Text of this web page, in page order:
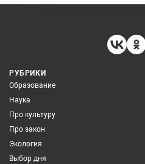
РУБРИКИ
Образование
Наука
Про культуру
Про закон
Экология
Выбор дня